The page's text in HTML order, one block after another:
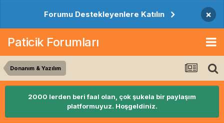
Forumu Destekleyenlere Katılın ×
Paticik Forumları
Donanım & Yazılım
2000 lerden beri faal olan, çok şukela bir paylaşım
platformuyuz. Hoşgeldiniz.